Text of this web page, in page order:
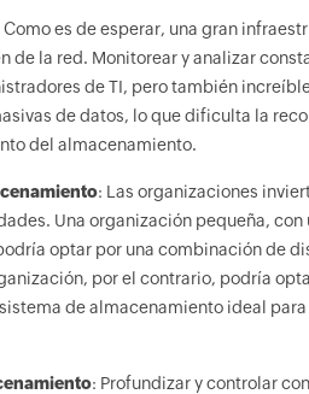
Como es de esperar, una gran
de la red. Monitorear y analizar
de TI, pero también
de datos, lo que dificulta la
del almacenamiento.
: Las organizaciones
Una organización pequeña,
optar por una combinación de
por el contrario, podría
de almacenamiento ideal
: Profundizar y controlar